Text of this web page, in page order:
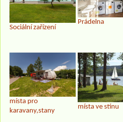
Sociální zařízení
Prádelna
místa pro
karavany,stany
místa ve stínu